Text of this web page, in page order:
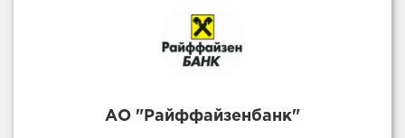
АО "Райффайзенбанк"